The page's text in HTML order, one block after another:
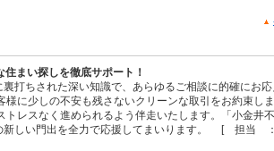
まい探しを徹底サポート！
打ちされた深い知識で、あらゆるご相談に的確にお
に少しの不安も残さないクリーンな取引をお約束し
レスなく進められるよう伴走いたします。「小金井
の新しい門出を全力で応援してまいります。 [ 担当